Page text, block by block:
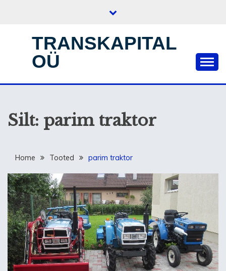
TRANSKAPITAL
OÜ
Silt: parim traktor
Home Tooted parim traktor